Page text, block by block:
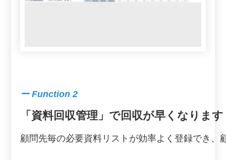
ー Function 2
「資料回収管理」で回収が早くなります
顧問先毎の必要資料リストが効率よく登録でき